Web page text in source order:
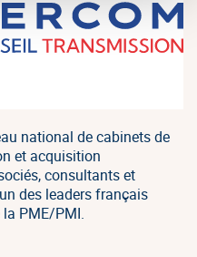
national de cabinets de
et acquisition
consultants et
des leaders français
PME/PMI.